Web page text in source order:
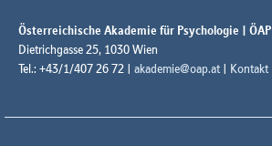
Österreichische Akademie für Psychologie | ÖAP
Dietrichgasse 25, 1030 Wien
Tel.: +43/1/407 26 72 | akademie@oap.at | Kontakt